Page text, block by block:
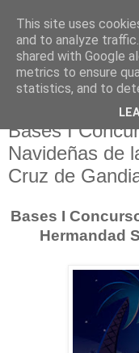
Bases I
Navideñas de
Cruz de
Bases I
Hermandad
This site uses
and to analyze
shared with Google
metrics to ensure
statistics, and to